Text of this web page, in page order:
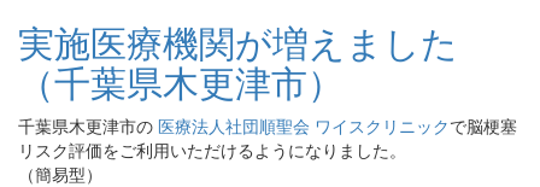
実施医療機関が増えました
（千葉県木更津市）
千葉県木更津市の 医療法人社団順聖会 ワイスクリニックで脳梗塞
リスク評価をご利用いただけるようになりました。
（簡易型）